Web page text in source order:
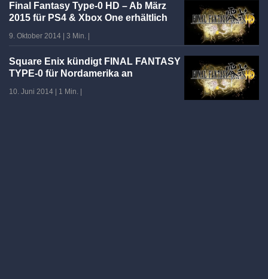
Final Fantasy Type-0 HD – Ab März
2015 für PS4 & Xbox One erhältlich
9. Oktober 2014 3 Min.
Square Enix kündigt FINAL FANTASY
TYPE-0 für Nordamerika an
10. Juni 2014 1 Min.